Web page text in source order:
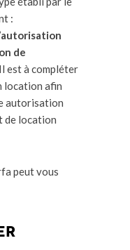
:
de
est à compléter
location afin
autorisation
de location
peut vous